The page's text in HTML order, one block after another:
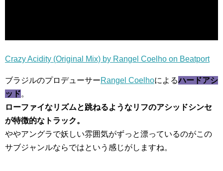
Crazy Acidity (Original Mix) by Rangel Coelho on Beatport
ブラジルのプロデューサーRangel Coelhoによるハードアシ
ッド。
ローファイなリズムと跳ねるようなリフのアシッドシンセ
が特徴的なトラック。
ややアングラで妖しい雰囲気がずっと漂っているのがこの
サブジャンルならではという感じがしますね。